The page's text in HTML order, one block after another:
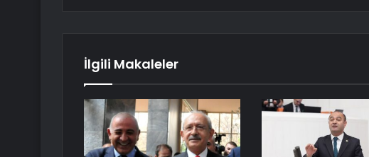
İlgili Makaleler